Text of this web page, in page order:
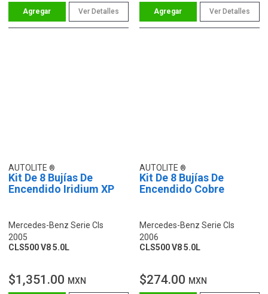
Ver Detalles Ver Detalles
AUTOLITE
Kit De 8 Bujías De
Encendido Iridium XP
Mercedes-Benz Serie Cls
2005
CLS500 V8 5.0L
$1,351.00 MXN
AUTOLITE
Kit De 8 Bujías De
Encendido Cobre
Mercedes-Benz Serie Cls
2006
CLS500 V8 5.0L
$274.00 MXN